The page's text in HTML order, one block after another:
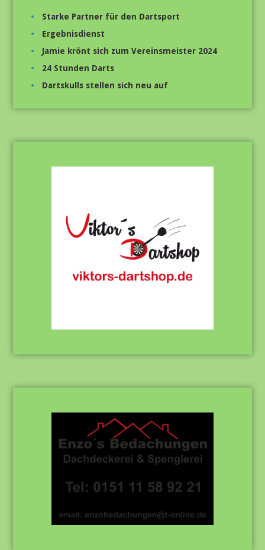
Starke Partner für den Dartsport
Ergebnisdienst
Jamie krönt sich zum Vereinsmeister 2024
24 Stunden Darts
Dartskulls stellen sich neu auf